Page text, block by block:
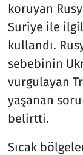
koruyan
Suriye ile
kullandı.
sebebinin
vurgulayan
yaşanan
belirtti.
Sıcak